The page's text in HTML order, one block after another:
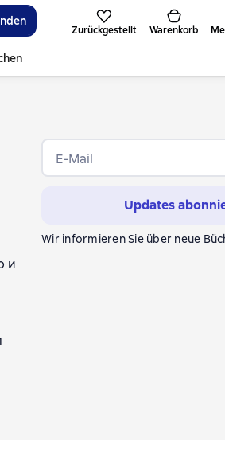
Zurückgestellt Warenkorb
и
E-Mail
Updates
Wir informieren Sie über neue